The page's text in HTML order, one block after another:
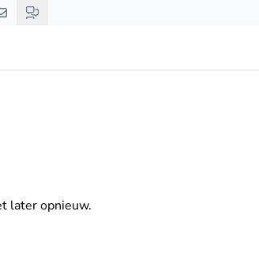
later opnieuw.